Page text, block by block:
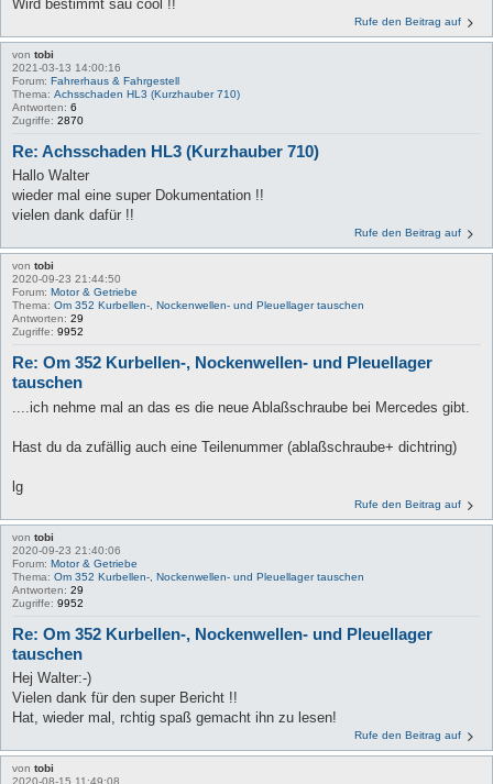
Wird bestimmt sau cool !!
Rufe den Beitrag auf
von tobi
2021-03-13 14:00:16
Forum: Fahrerhaus & Fahrgestell
Thema: Achsschaden HL3 (Kurzhauber 710)
Antworten: 6
Zugriffe: 2870
Re: Achsschaden HL3 (Kurzhauber 710)
Hallo Walter
wieder mal eine super Dokumentation !!
vielen dank dafür !!
Rufe den Beitrag auf
von tobi
2020-09-23 21:44:50
Forum: Motor & Getriebe
Thema: Om 352 Kurbellen-, Nockenwellen- und Pleuellager tauschen
Antworten: 29
Zugriffe: 9952
Re: Om 352 Kurbellen-, Nockenwellen- und Pleuellager
tauschen
....ich nehme mal an das es die neue Ablaßschraube bei Mercedes gibt.
Hast du da zufällig auch eine Teilenummer (ablaßschraube+ dichtring)
lg
Rufe den Beitrag auf
von tobi
2020-09-23 21:40:06
Forum: Motor & Getriebe
Thema: Om 352 Kurbellen-, Nockenwellen- und Pleuellager tauschen
Antworten: 29
Zugriffe: 9952
Re: Om 352 Kurbellen-, Nockenwellen- und Pleuellager
tauschen
Hej Walter:-)
Vielen dank für den super Bericht !!
Hat, wieder mal, rchtig spaß gemacht ihn zu lesen!
Rufe den Beitrag auf
von tobi
2020-08-15 11:49:08